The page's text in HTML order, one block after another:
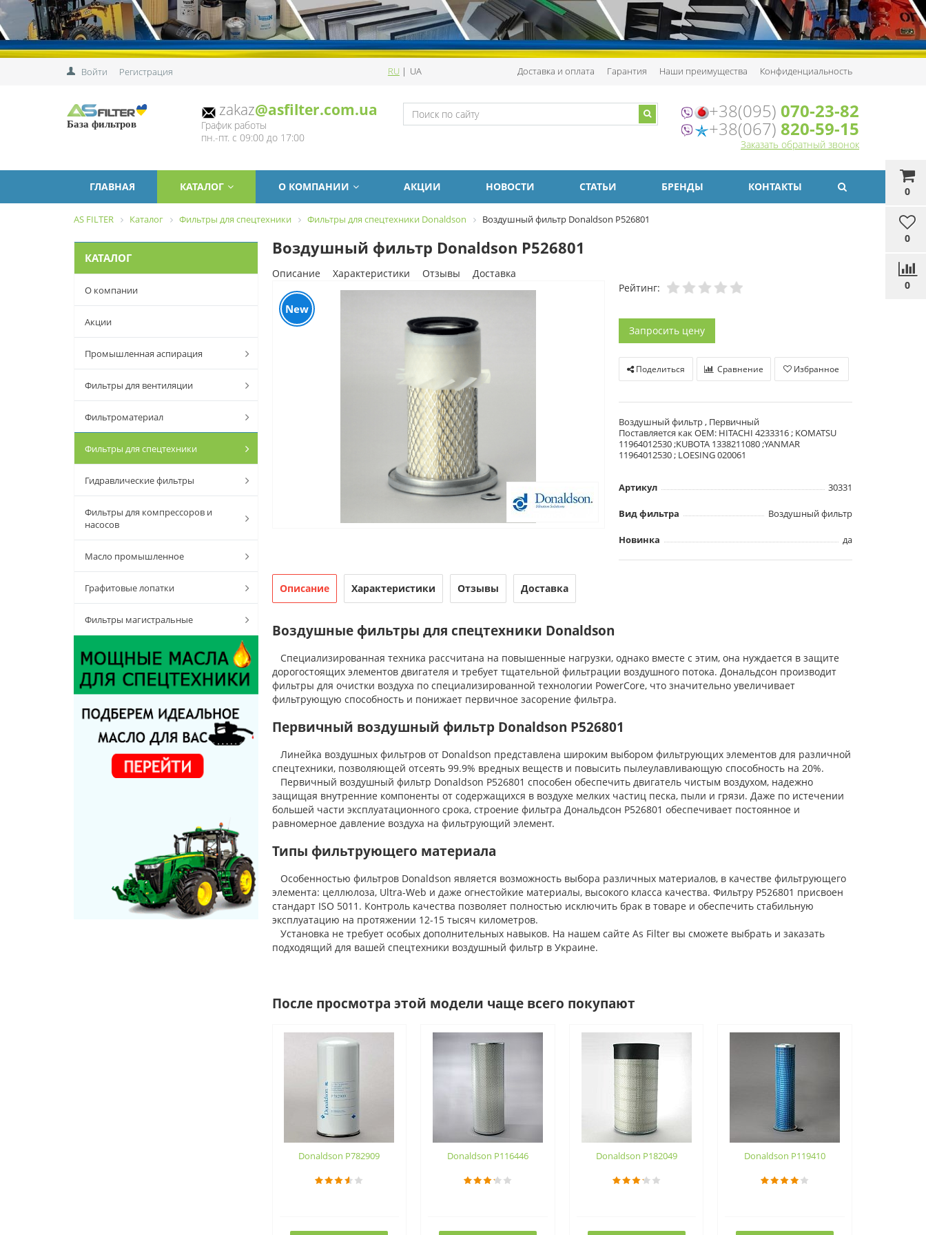
Войти Регистрация RU| UA Доставка и оплата Гарантия Наши преимущества Конфиденциальность
0
0
0
База фильтров
zakaz@asfilter.com.ua
График работы
пн.-пт. с 09:00 до 17:00
+38(095) 070-23-82
+38(067) 820-59-15
Заказать обратный звонок
ГЛАВНАЯ КАТАЛОГ О КОМПАНИИ АКЦИИ НОВОСТИ СТАТЬИ БРЕНДЫ КОНТАКТЫ
AS FILTER Каталог Фильтры для спецтехники Фильтры для спецтехники Donaldson Воздушный фильтр Donaldson P526801
КАТАЛОГ
О компании
Акции
Промышленная аспирация
Фильтры для вентиляции
Фильтроматериал
Фильтры для спецтехники
Гидравлические фильтры
Фильтры для компрессоров и
насосов
Масло промышленное
Графитовые лопатки
Фильтры магистральные
Воздушный фильтр Donaldson P526801
Описание Характеристики Отзывы Доставка
New
Рейтинг:
Запросить цену
Поделиться Сравнение Избранное
Воздушный фильтр , Первичный
Поставляется как OEM: HITACHI 4233316 ; KOMATSU
11964012530 ;KUBOTA 1338211080 ;YANMAR
11964012530 ; LOESING 020061
Артикул 30331
Вид фильтра Воздушный фильтр
Новинка да
Описание Характеристики Отзывы Доставка
Воздушные фильтры для спецтехники Donaldson
Специализированная техника рассчитана на повышенные нагрузки, однако вместе с этим, она нуждается в защите
дорогостоящих элементов двигателя и требует тщательной фильтрации воздушного потока. Дональдсон производит
фильтры для очистки воздуха по специализированной технологии PowerCore, что значительно увеличивает
фильтрующую способность и понижает первичное засорение фильтра.
Первичный воздушный фильтр Donaldson P526801
Линейка воздушных фильтров от Donaldson представлена широким выбором фильтрующих элементов для различной
спецтехники, позволяющей отсеять 99.9% вредных веществ и повысить пылеулавливающую способность на 20%.
Первичный воздушный фильтр Donaldson P526801 способен обеспечить двигатель чистым воздухом, надежно
защищая внутренние компоненты от содержащихся в воздухе мелких частиц песка, пыли и грязи. Даже по истечении
большей части эксплуатационного срока, строение фильтра Дональдсон P526801 обеспечивает постоянное и
равномерное давление воздуха на фильтрующий элемент.
Типы фильтрующего материала
Особенностью фильтров Donaldson является возможность выбора различных материалов, в качестве фильтрующего
элемента: целлюлоза, Ultra-Web и даже огнестойкие материалы, высокого класса качества. Фильтру P526801 присвоен
стандарт ISO 5011. Контроль качества позволяет полностью исключить брак в товаре и обеспечить стабильную
эксплуатацию на протяжении 12-15 тысяч километров.
Установка не требует особых дополнительных навыков. На нашем сайте As Filter вы сможете выбрать и заказать
подходящий для вашей спецтехники воздушный фильтр в Украине.
После просмотра этой модели чаще всего покупают
Donaldson P782909 Donaldson P116446 Donaldson P182049 Donaldson P119410